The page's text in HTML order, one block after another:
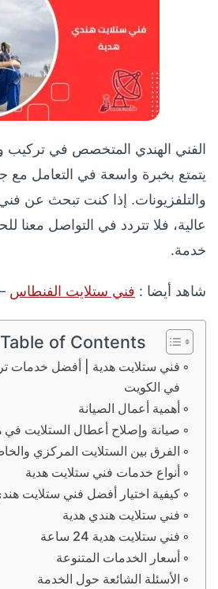
الفني الهندي المتخصص في تركيب
يتمتع بخبرة واسعة في التعامل مع
والتلفزيونات. إذا كنت تبحث عن
عالية، فلا تتردد في التواصل
خدمة.
شاهد أيضا : فني ستلايت الفنطاس
Table of Contents
فني ستلايت هدية | أفضل خدمات
في الكويت
أهمية أعمال الصيانة
صيانة وإصلاح أعطال الستلايت في
الفرق بين الستلايت المركزي
أنواع خدمات فني ستلايت هدية
كيفية اختيار أفضل فني ستلايت
فني ستلايت هندي هدية
فني ستلايت هدية 24 ساعة
أسعار الخدمات المتنوعة
الأسئلة الشائعة حول الخدمة